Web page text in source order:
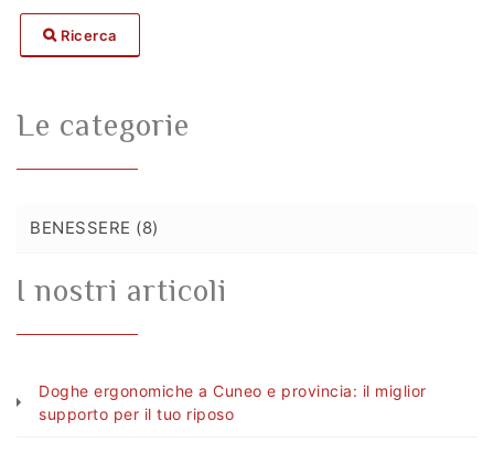
Ricerca
Le categorie
BENESSERE (8)
I nostri articoli
Doghe ergonomiche a Cuneo e provincia: il miglior
supporto per il tuo riposo